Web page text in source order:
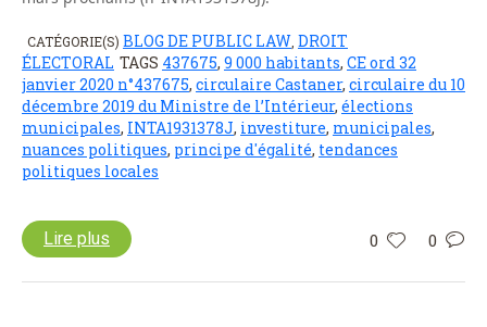
CATÉGORIE(S) BLOG DE PUBLIC LAW DROIT
ÉLECTORAL TAGS 437675, 9 000 habitants, CE ord 32
janvier 2020 n°437675, circulaire Castaner, circulaire du 10
décembre 2019 du Ministre de l’Intérieur, élections
municipales, INTA1931378J, investiture, municipales,
nuances politiques, principe d'égalité, tendances
politiques locales
0 0
Lire plus